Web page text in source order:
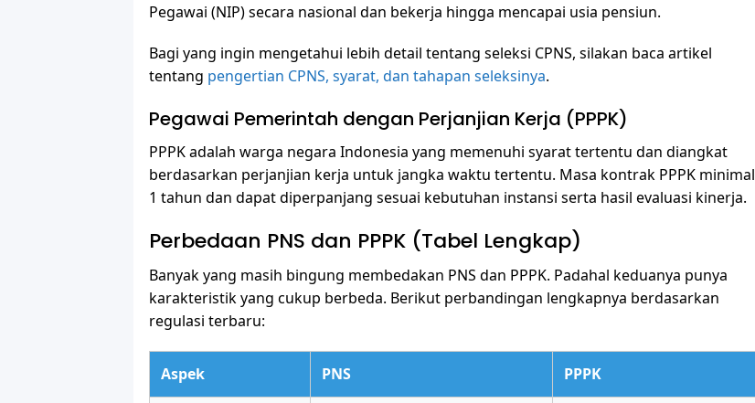
Pegawai (NIP) secara nasional dan bekerja hingga mencapai usia pensiun.
Bagi yang ingin mengetahui lebih detail tentang seleksi CPNS, silakan baca artikel
tentang pengertian CPNS, syarat, dan tahapan seleksinya.
Pegawai Pemerintah dengan Perjanjian Kerja (PPPK)
PPPK adalah warga negara Indonesia yang memenuhi syarat tertentu dan diangkat
berdasarkan perjanjian kerja untuk jangka waktu tertentu. Masa kontrak PPPK minimal
1 tahun dan dapat diperpanjang sesuai kebutuhan instansi serta hasil evaluasi kinerja.
Perbedaan PNS dan PPPK (Tabel Lengkap)
Banyak yang masih bingung membedakan PNS dan PPPK. Padahal keduanya punya
karakteristik yang cukup berbeda. Berikut perbandingan lengkapnya berdasarkan
regulasi terbaru:
Aspek PNS PPPK